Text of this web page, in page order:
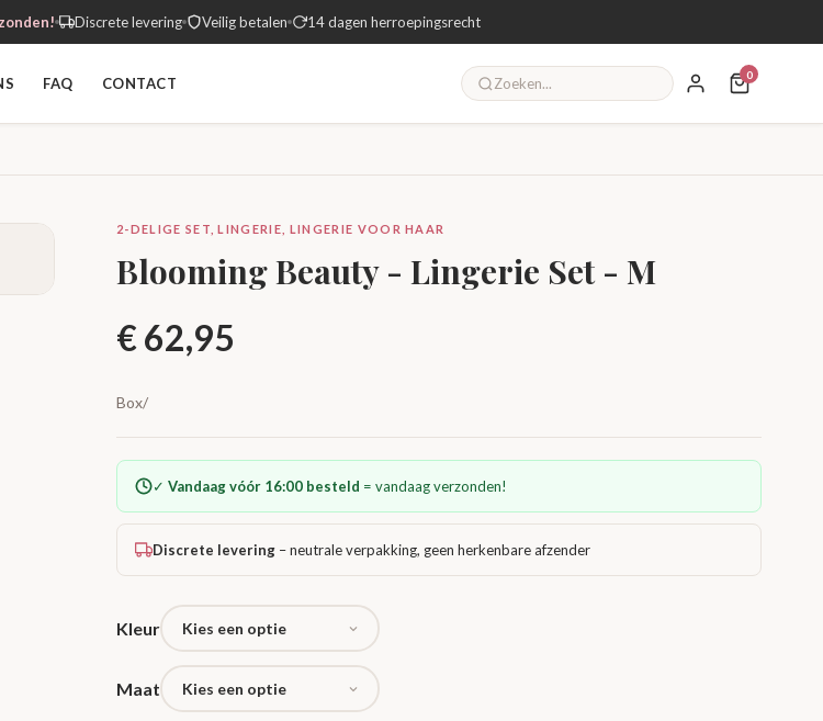
Discrete levering Veilig betalen 14 dagen herroepingsrecht
FAQ CONTACT
0
2-DELIGE SET, LINGERIE, LINGERIE VOOR HAAR
Blooming Beauty - Lingerie Set - M
€62,95
Box/
✓ Vandaag vóór 16:00 besteld = vandaag verzonden!
Discrete levering – neutrale verpakking, geen herkenbare afzender
Kleur
Maat